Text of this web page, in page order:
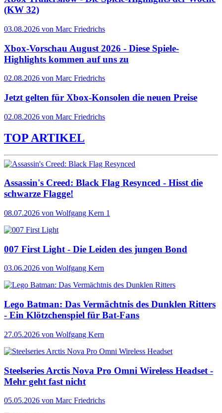
(KW 32)
03.08.2026 von Marc Friedrichs
Xbox-Vorschau August 2026 - Diese Spiele-
Highlights kommen auf uns zu
02.08.2026 von Marc Friedrichs
Jetzt gelten für Xbox-Konsolen die neuen Preise
02.08.2026 von Marc Friedrichs
TOP ARTIKEL
Assassin's Creed: Black Flag Resynced - Hisst die
schwarze Flagge!
08.07.2026 von Wolfgang Kern 1
007 First Light - Die Leiden des jungen Bond
03.06.2026 von Wolfgang Kern
Lego Batman: Das Vermächtnis des Dunklen Ritters
- Ein Klötzchenspiel für Bat-Fans
27.05.2026 von Wolfgang Kern
Steelseries Arctis Nova Pro Omni Wireless Headset -
Mehr geht fast nicht
05.05.2026 von Marc Friedrichs